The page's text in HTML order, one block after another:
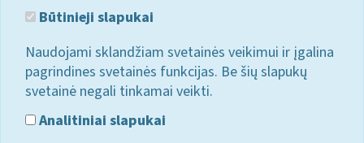
Būtinieji slapukai
Naudojami sklandžiam svetainės veikimui ir įgalina
pagrindines svetainės funkcijas. Be šių slapukų
svetainė negali tinkamai veikti.
Analitiniai slapukai